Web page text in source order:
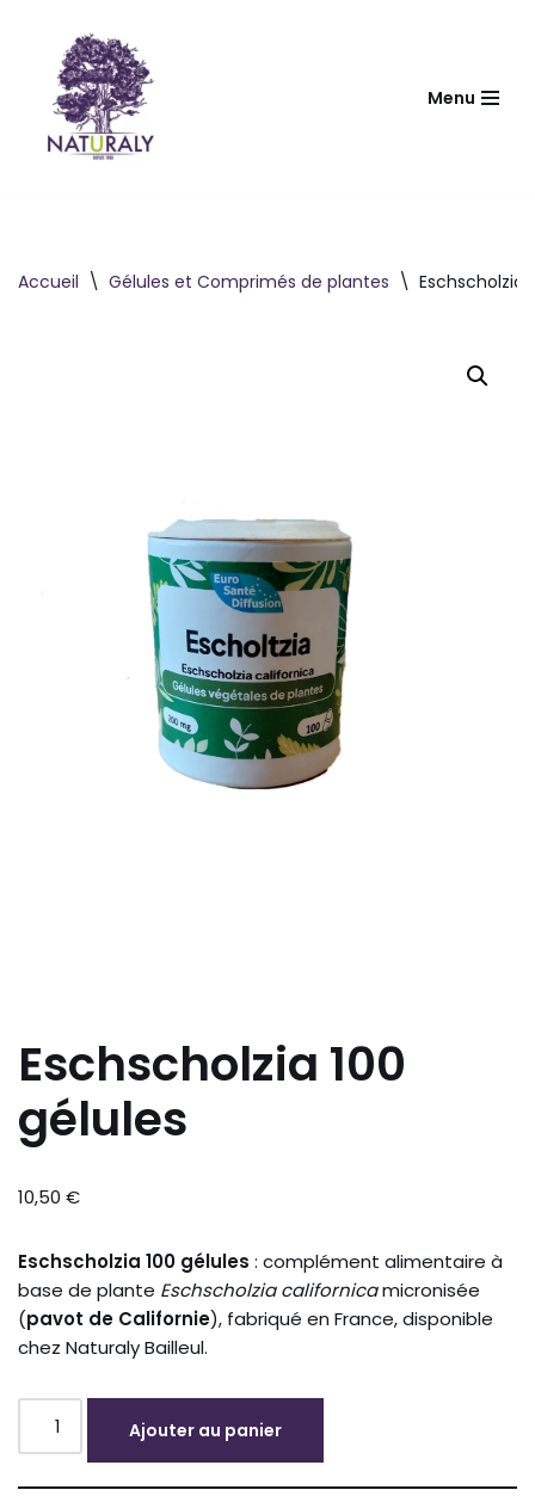
contenu
Menu
Accueil \ Gélules et Comprimés de plantes \ Eschscholzia
Eschscholzia 100
gélules
10,50 €
Eschscholzia 100 gélules : complément alimentaire à
base de plante Eschscholzia californicamicronisée
(pavot de Californie), fabriqué en France, disponible
chez Naturaly Bailleul.
Ajouter au panier